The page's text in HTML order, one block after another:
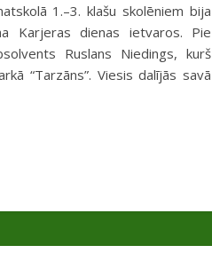
1.–3. klašu skolēniem bija
Karjeras dienas ietvaros. Pie
Ruslans Niedings, kurš
“Tarzāns”. Viesis dalījās savā